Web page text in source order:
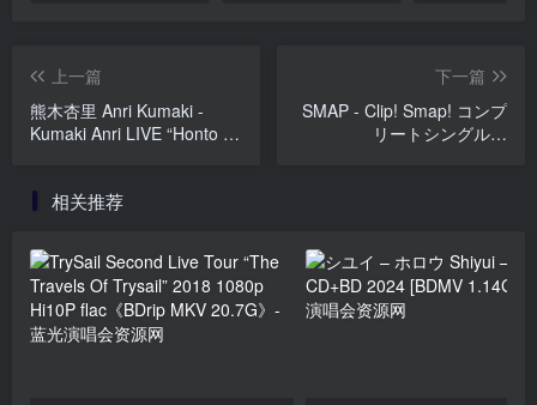
上一篇
熊木杏里 Anri Kumaki -
Kumaki Anri LIVE “Honto no
[DVD ISO 7.65GB]
下一篇
SMAP - Clip! Smap! コンプ
リートシングルス
相关推荐